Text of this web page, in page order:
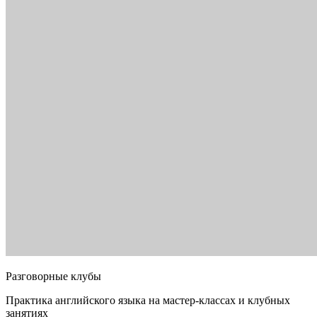
Разговорные клубы
Практика английского языка на мастер-классах и клубных
занятиях